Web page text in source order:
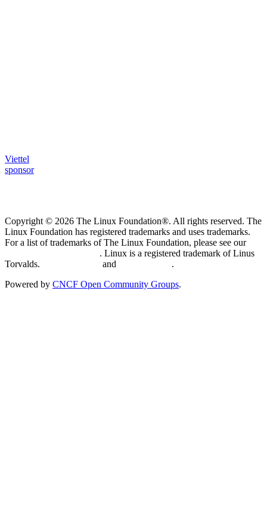
Viettel
sponsor
Copyright © 2026 The Linux Foundation®. All rights reserved. The
Linux Foundation has registered trademarks and uses trademarks.
For a list of trademarks of The Linux Foundation, please see our
. Linux is a registered trademark of Linus
Torvalds.
and
.
Powered by CNCF Open Community Groups.